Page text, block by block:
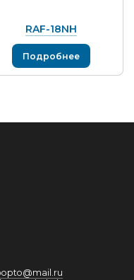
RAF-18NH
Подробнее